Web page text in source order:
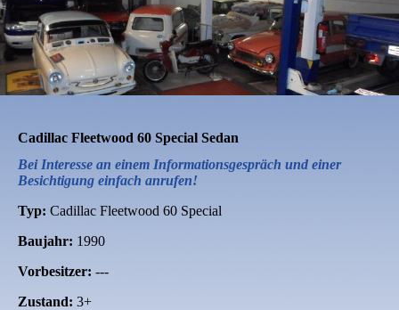
Cadillac Fleetwood 60 Special Sedan
Bei Interesse an einem Informationsgespräch und einer
Besichtigung einfach anrufen!
Typ: Cadillac Fleetwood 60 Special
Baujahr: 1990
Vorbesitzer: ---
Zustand: 3+